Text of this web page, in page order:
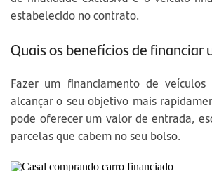
estabelecido no contrato.
Quais os benefícios de financiar
Fazer um financiamento de
alcançar o seu objetivo mais
pode oferecer um valor de entrada,
parcelas que cabem no seu bolso.